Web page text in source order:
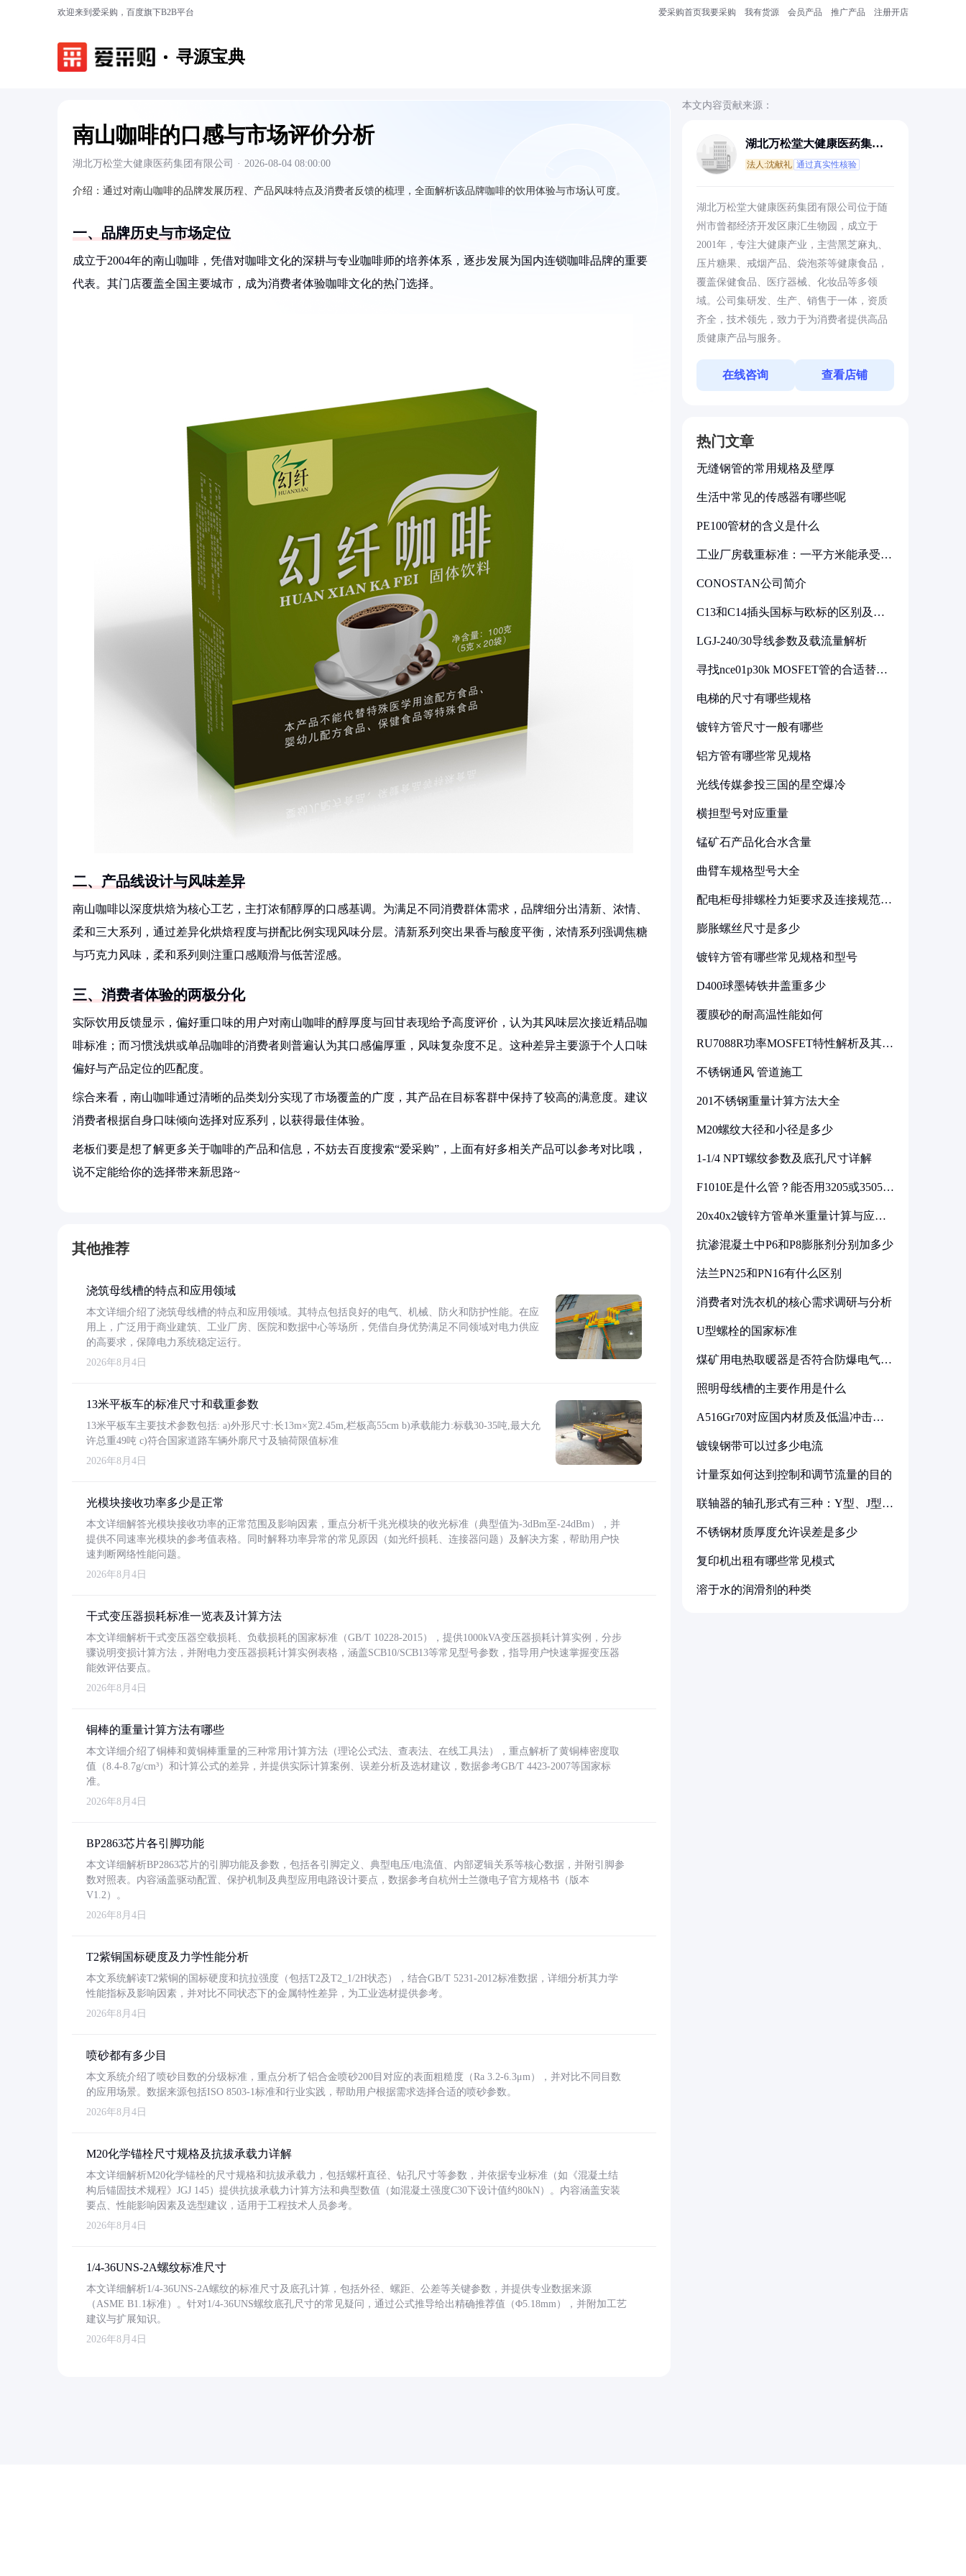
欢迎来到爱采购，百度旗下B2B平台 爱采购首页我要采购 我有货源 会员产品 推广产品 注册开店
寻源宝典
南山咖啡的口感与市场评价分析
湖北万松堂大健康医药集团有限公司 · 2026-08-04 08:00:00
介绍： 通过对南山咖啡的品牌发展历程、产品风味特点及消费者反馈的梳理，全面解析该品牌咖啡的饮用体验与市场认可度。
一、品牌历史与市场定位
成立于2004年的南山咖啡，凭借对咖啡文化的深耕与专业咖啡师的培养体系，逐步发展为国内连锁咖啡品牌的重要
代表。其门店覆盖全国主要城市，成为消费者体验咖啡文化的热门选择。
二、产品线设计与风味差异
南山咖啡以深度烘焙为核心工艺，主打浓郁醇厚的口感基调。为满足不同消费群体需求，品牌细分出清新、浓情、
柔和三大系列，通过差异化烘焙程度与拼配比例实现风味分层。清新系列突出果香与酸度平衡，浓情系列强调焦糖
与巧克力风味，柔和系列则注重口感顺滑与低苦涩感。
三、消费者体验的两极分化
实际饮用反馈显示，偏好重口味的用户对南山咖啡的醇厚度与回甘表现给予高度评价，认为其风味层次接近精品咖
啡标准；而习惯浅烘或单品咖啡的消费者则普遍认为其口感偏厚重，风味复杂度不足。这种差异主要源于个人口味
偏好与产品定位的匹配度。
综合来看，南山咖啡通过清晰的品类划分实现了市场覆盖的广度，其产品在目标客群中保持了较高的满意度。建议
消费者根据自身口味倾向选择对应系列，以获得最佳体验。
老板们要是想了解更多关于咖啡的产品和信息，不妨去百度搜索“爱采购”，上面有好多相关产品可以参考对比哦，
说不定能给你的选择带来新思路~
其他推荐
浇筑母线槽的特点和应用领域
本文详细介绍了浇筑母线槽的特点和应用领域。其特点包括良好的电气、机械、防火和防护性能。在应
用上，广泛用于商业建筑、工业厂房、医院和数据中心等场所，凭借自身优势满足不同领域对电力供应
的高要求，保障电力系统稳定运行。
2026年8月4日
13米平板车的标准尺寸和载重参数
13米平板车主要技术参数包括: a)外形尺寸:长13m×宽2.45m,栏板高55cm b)承载能力:标载30-35吨,最大允
许总重49吨 c)符合国家道路车辆外廓尺寸及轴荷限值标准
2026年8月4日
光模块接收功率多少是正常
本文详细解答光模块接收功率的正常范围及影响因素，重点分析千兆光模块的收光标准（典型值为-3dBm至-24dBm），并
提供不同速率光模块的参考值表格。同时解释功率异常的常见原因（如光纤损耗、连接器问题）及解决方案，帮助用户快
速判断网络性能问题。
2026年8月4日
干式变压器损耗标准一览表及计算方法
本文详细解析干式变压器空载损耗、负载损耗的国家标准（GB/T 10228-2015），提供1000kVA变压器损耗计算实例，分步
骤说明变损计算方法，并附电力变压器损耗计算实例表格，涵盖SCB10/SCB13等常见型号参数，指导用户快速掌握变压器
能效评估要点。
2026年8月4日
铜棒的重量计算方法有哪些
本文详细介绍了铜棒和黄铜棒重量的三种常用计算方法（理论公式法、查表法、在线工具法），重点解析了黄铜棒密度取
值（8.4-8.7g/cm³）和计算公式的差异，并提供实际计算案例、误差分析及选材建议，数据参考GB/T 4423-2007等国家标
准。
2026年8月4日
BP2863芯片各引脚功能
本文详细解析BP2863芯片的引脚功能及参数，包括各引脚定义、典型电压/电流值、内部逻辑关系等核心数据，并附引脚参
数对照表。内容涵盖驱动配置、保护机制及典型应用电路设计要点，数据参考自杭州士兰微电子官方规格书（版本
V1.2）。
2026年8月4日
T2紫铜国标硬度及力学性能分析
本文系统解读T2紫铜的国标硬度和抗拉强度（包括T2及T2_1/2H状态），结合GB/T 5231-2012标准数据，详细分析其力学
性能指标及影响因素，并对比不同状态下的金属特性差异，为工业选材提供参考。
2026年8月4日
喷砂都有多少目
本文系统介绍了喷砂目数的分级标准，重点分析了铝合金喷砂200目对应的表面粗糙度（Ra 3.2-6.3μm），并对比不同目数
的应用场景。数据来源包括ISO 8503-1标准和行业实践，帮助用户根据需求选择合适的喷砂参数。
2026年8月4日
M20化学锚栓尺寸规格及抗拔承载力详解
本文详细解析M20化学锚栓的尺寸规格和抗拔承载力，包括螺杆直径、钻孔尺寸等参数，并依据专业标准（如《混凝土结
构后锚固技术规程》JGJ 145）提供抗拔承载力计算方法和典型数值（如混凝土强度C30下设计值约80kN）。内容涵盖安装
要点、性能影响因素及选型建议，适用于工程技术人员参考。
2026年8月4日
1/4-36UNS-2A螺纹标准尺寸
本文详细解析1/4-36UNS-2A螺纹的标准尺寸及底孔计算，包括外径、螺距、公差等关键参数，并提供专业数据来源
（ASME B1.1标准）。针对1/4-36UNS螺纹底孔尺寸的常见疑问，通过公式推导给出精确推荐值（Φ5.18mm），并附加工艺
建议与扩展知识。
2026年8月4日
本文内容贡献来源：
湖北万松堂大健康医药集团
法人:沈献礼 通过真实性核验
湖北万松堂大健康医药集团有限公司位于随
州市曾都经济开发区康汇生物园，成立于
2001年，专注大健康产业，主营黑芝麻丸、
压片糖果、戒烟产品、袋泡茶等健康食品，
覆盖保健食品、医疗器械、化妆品等多领
域。公司集研发、生产、销售于一体，资质
齐全，技术领先，致力于为消费者提供高品
质健康产品与服务。
在线咨询 查看店铺
热门文章
无缝钢管的常用规格及壁厚
生活中常见的传感器有哪些呢
PE100管材的含义是什么
工业厂房载重标准：一平方米能承受多
CONOSTAN公司简介
C13和C14插头国标与欧标的区别及其
LGJ-240/30导线参数及载流量解析
寻找nce01p30k MOSFET管的合适替代
电梯的尺寸有哪些规格
镀锌方管尺寸一般有哪些
铝方管有哪些常见规格
光线传媒参投三国的星空爆冷
横担型号对应重量
锰矿石产品化合水含量
曲臂车规格型号大全
配电柜母排螺栓力矩要求及连接规范详
膨胀螺丝尺寸是多少
镀锌方管有哪些常见规格和型号
D400球墨铸铁井盖重多少
覆膜砂的耐高温性能如何
RU7088R功率MOSFET特性解析及其在
不锈钢通风 管道施工
201不锈钢重量计算方法大全
M20螺纹大径和小径是多少
1-1/4 NPT螺纹参数及底孔尺寸详解
F1010E是什么管？能否用3205或3505代
20x40x2镀锌方管单米重量计算与应用
抗渗混凝土中P6和P8膨胀剂分别加多少
法兰PN25和PN16有什么区别
消费者对洗衣机的核心需求调研与分析
U型螺栓的国家标准
煤矿用电热取暖器是否符合防爆电气设
照明母线槽的主要作用是什么
A516Gr70对应国内材质及低温冲击要
镀镍钢带可以过多少电流
计量泵如何达到控制和调节流量的目的
联轴器的轴孔形式有三种：Y型、J型、
不锈钢材质厚度允许误差是多少
复印机出租有哪些常见模式
溶于水的润滑剂的种类